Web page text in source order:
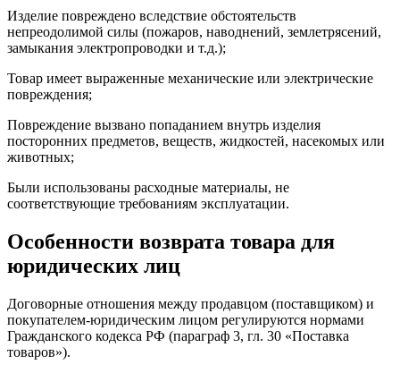
Изделие повреждено вследствие обстоятельств
непреодолимой силы (пожаров, наводнений, землетрясений,
замыкания электропроводки и т.д.);
Товар имеет выраженные механические или электрические
повреждения;
Повреждение вызвано попаданием внутрь изделия
посторонних предметов, веществ, жидкостей, насекомых или
животных;
Были использованы расходные материалы, не
соответствующие требованиям эксплуатации.
Особенности возврата товара для
юридических лиц
Договорные отношения между продавцом (поставщиком) и
покупателем-юридическим лицом регулируются нормами
Гражданского кодекса РФ (параграф 3, гл. 30 «Поставка
товаров»).